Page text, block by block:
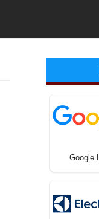
Google